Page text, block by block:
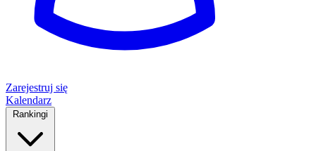
Zarejestruj się
Kalendarz
Rankingi